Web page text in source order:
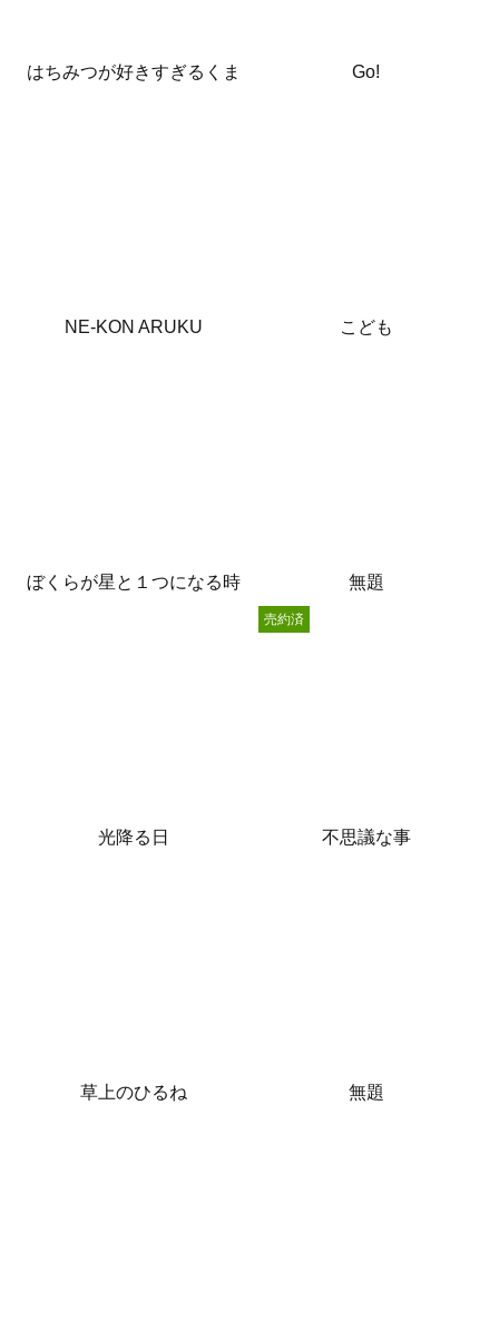
はちみつが好きすぎるくま Go!
NE-KON ARUKU こども
ぼくらが星と１つになる時 無題
光降る日 不思議な事
売約済
草上のひるね 無題